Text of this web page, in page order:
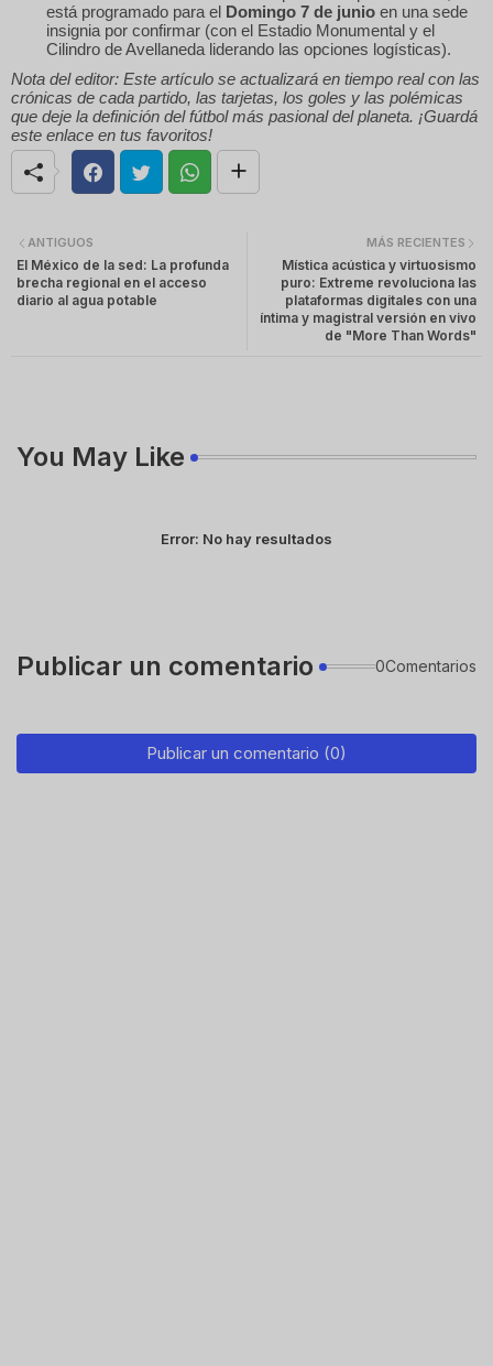
está programado para el Domingo 7 de junio en una sede
insignia por confirmar (con el Estadio Monumental y el
Cilindro de Avellaneda liderando las opciones logísticas).
Nota del editor: Este artículo se actualizará en tiempo real con las
crónicas de cada partido, las tarjetas, los goles y las polémicas
que deje la definición del fútbol más pasional del planeta. ¡Guardá
este enlace en tus favoritos!
MÁS RECIENTES
Mística acústica y virtuosismo
puro: Extreme revoluciona las
plataformas digitales con una
íntima y magistral versión en vivo
de "More Than Words"
ANTIGUOS
El México de la sed: La profunda
brecha regional en el acceso
diario al agua potable
You May Like
Error: No hay resultados
Publicar un comentario 0Comentarios
Publicar un comentario (0)